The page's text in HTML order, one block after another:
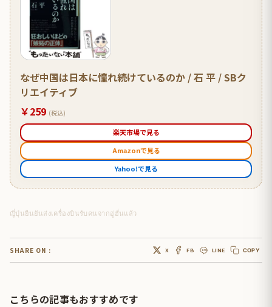
なぜ中国は日本に憧れ続けているのか / 石 平 / SBク
リエイティブ
￥259 (税込)
楽天市場で見る
Amazonで見る
Yahoo!で見る
ญี่ปุ่นยืนยันส่งเครื่องบินรับคนจากอู่ฮั่นแล้ว
SHARE ON : X FB LINE COPY
こちらの記事もおすすめです